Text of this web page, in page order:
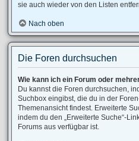
sie auch wieder von den Listen
Nach oben
Die Foren durchsuchen
Wie kann ich ein Forum oder
Du kannst die Foren durchsuchen,
Suchbox eingibst, die du in der
Themenansicht findest. Erweiterte
indem du den „Erweiterte Suche“-
Forums aus verfügbar ist.